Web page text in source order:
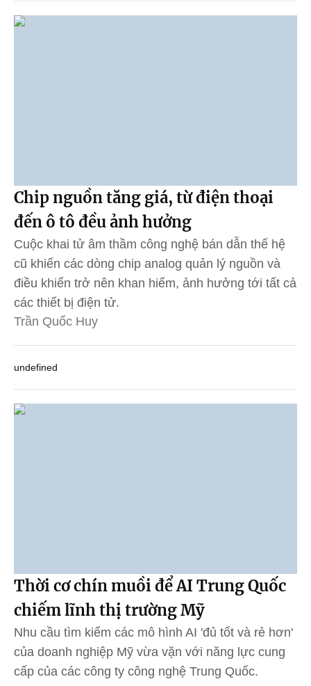
Chip nguồn tăng giá, từ điện thoại
đến ô tô đều ảnh hưởng
Cuộc khai tử âm thầm công nghệ bán dẫn thế hệ
cũ khiến các dòng chip analog quản lý nguồn và
điều khiển trở nên khan hiếm, ảnh hưởng tới tất cả
các thiết bị điện tử.
Trần Quốc Huy
undefined
Thời cơ chín muồi để AI Trung Quốc
chiếm lĩnh thị trường Mỹ
Nhu cầu tìm kiếm các mô hình AI 'đủ tốt và rẻ hơn'
của doanh nghiệp Mỹ vừa vặn với năng lực cung
cấp của các công ty công nghệ Trung Quốc.